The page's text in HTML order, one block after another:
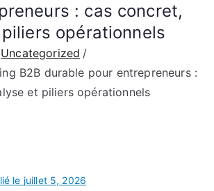
: cas concret,
opérationnels
Uncategorized
B2B durable pour entrepreneurs :
et piliers opérationnels
le juillet 5, 2026